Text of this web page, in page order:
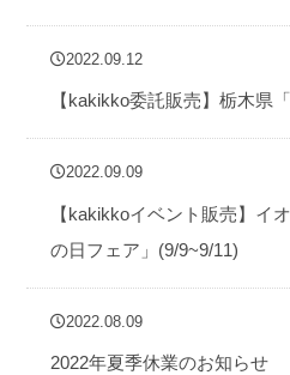
2022.09.12
【kakikko委託販売】栃木県
2022.09.09
【kakikkoイベント販売】イ
の日フェア」(9/9~9/11)
2022.08.09
2022年夏季休業のお知らせ